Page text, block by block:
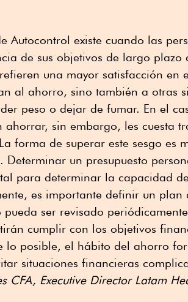
Autocontrol existe cuando las
de sus objetivos de largo
una mayor satisfacción en
al ahorro, sino también a otras
peso o dejar de fumar. En el
ahorrar, sin embargo, les cuesta
forma de superar este sesgo es
Determinar un presupuesto
para determinar la capacidad
es importante definir un plan
pueda ser revisado
cumplir con los objetivos
lo posible, el hábito del ahorro
situaciones financieras
CFA, Executive Director Latam